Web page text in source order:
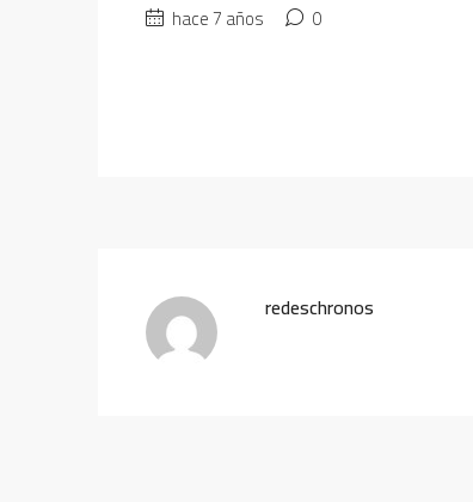
hace 7 años 0
redeschronos